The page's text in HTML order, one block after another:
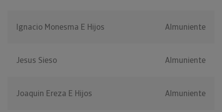
Ignacio Monesma E Hijos Almuniente
Jesus Sieso Almuniente
Joaquin Ereza E Hijos Almuniente